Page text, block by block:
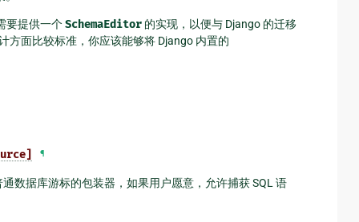
要提供一个SchemaEditor 的实现，以便与 Django 的迁移
面比较标准，你应该能够将 Django 内置的
¶
数据库游标的包装器，如果用户愿意，允许捕获 SQL 语